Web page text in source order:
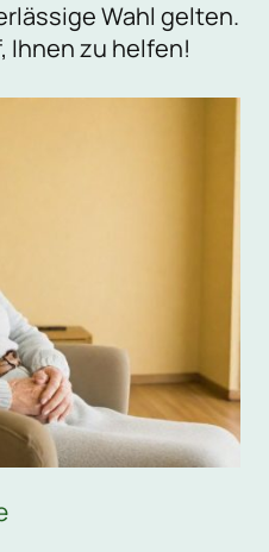
Wahl gelten.
Ihnen zu helfen!